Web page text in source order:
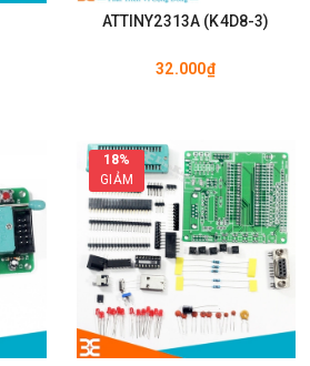
ATTINY2313A (K4D8-3)
32.000₫
18%
GIẢM